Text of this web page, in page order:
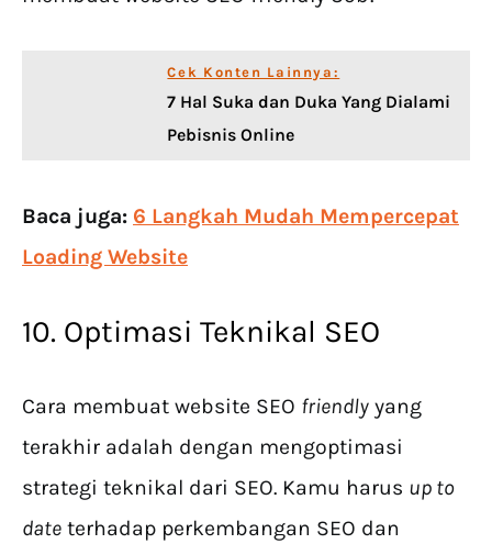
Cek Konten Lainnya:
7 Hal Suka dan Duka Yang Dialami
Pebisnis Online
Baca juga: 6 Langkah Mudah Mempercepat
Loading Website
10. Optimasi Teknikal SEO
Cara membuat website SEO friendly yang
terakhir adalah dengan mengoptimasi
strategi teknikal dari SEO. Kamu harus up to
date terhadap perkembangan SEO dan